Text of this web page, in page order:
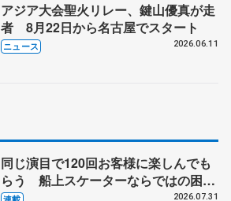
アジア大会聖火リレー、鍵山優真が走
者 8月22日から名古屋でスタート
ニュース 2026.06.11
同じ演目で120回お客様に楽しんでも
らう 船上スケーターならではの困難
とは 影響あったPIW前キャプテン松
2026.07.31